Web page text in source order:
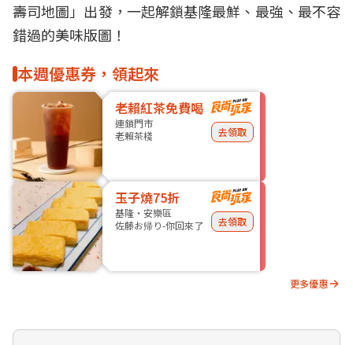
壽司地圖」出發，一起解鎖基隆最鮮、最強、最不容
錯過的美味版圖！
本週優惠券，領起來
老賴紅茶免費喝
連鎖門市
老賴茶棧
去領取
玉子燒75折
基隆・安樂區
佐藤お帰り-你回來了
去領取
更多優惠